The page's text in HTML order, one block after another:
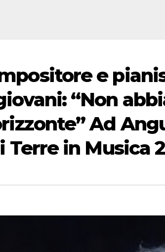
e
“Non
Ad
in Musica